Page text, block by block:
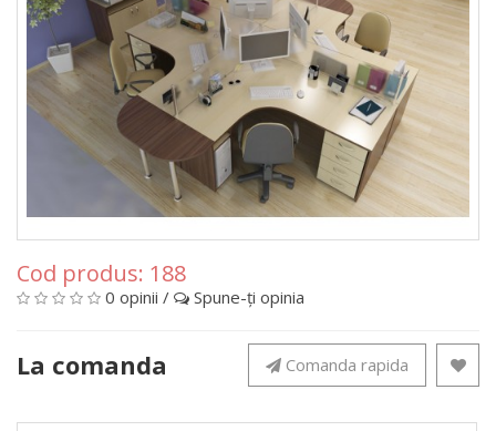
Cod produs: 188
0 opinii / Spune-ţi opinia
La comanda Comanda rapida